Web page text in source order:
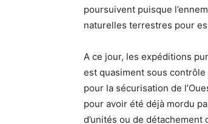
poursuivent puisque
naturelles terrestres pour
A ce jour, les expéditions
est quasiment sous
pour la sécurisation de
pour avoir été déjà mordu
d’unités ou de